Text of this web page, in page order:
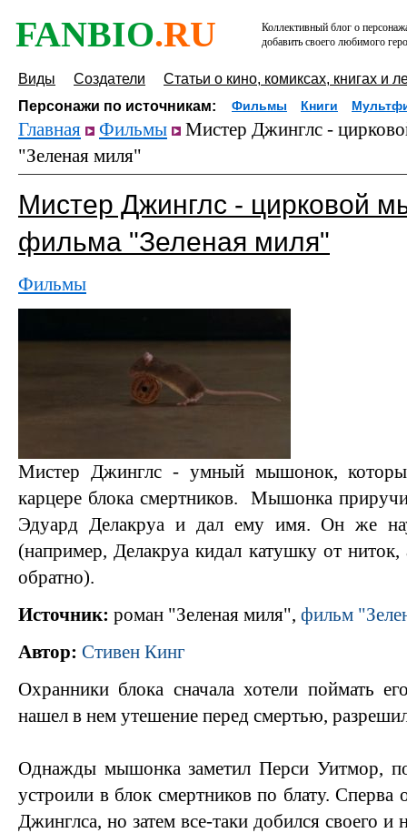
FANBIO.RU
Коллективный блог о
добавить своего любимого
Виды Создатели
Статьи о кино, комиксах, книгах и
Персонажи по источникам:
Фильмы Книги
Главная Фильмы
Мистер Джинглс -
"Зеленая миля"
Мистер Джинглс - цирковой
фильма "Зеленая миля"
Фильмы
Мистер Джинглс - умный мышонок,
карцере блока смертников. Мышонка
Эдуард Делакруа и дал ему имя. Он же
(например, Делакруа кидал катушку от
обратно).
Источник: роман "Зеленая миля", фильм
Автор: Стивен Кинг
Охранники блока сначала хотели поймать
нашел в нем утешение перед смертью,
Однажды мышонка заметил Перси Уитмор,
устроили в блок смертников по блату. Сперва
Джинглса, но затем все-таки добился своего и